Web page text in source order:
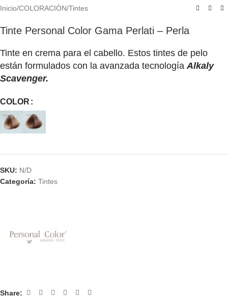
Inicio/COLORACIÓN/Tintes
Tinte Personal Color Gama Perlati – Perla
Tinte en crema para el cabello. Estos tintes de pelo
están formulados con la avanzada tecnologíaAlkaly
Scavenger.
COLOR
SKU: N/D
Categoría: Tintes
Share: